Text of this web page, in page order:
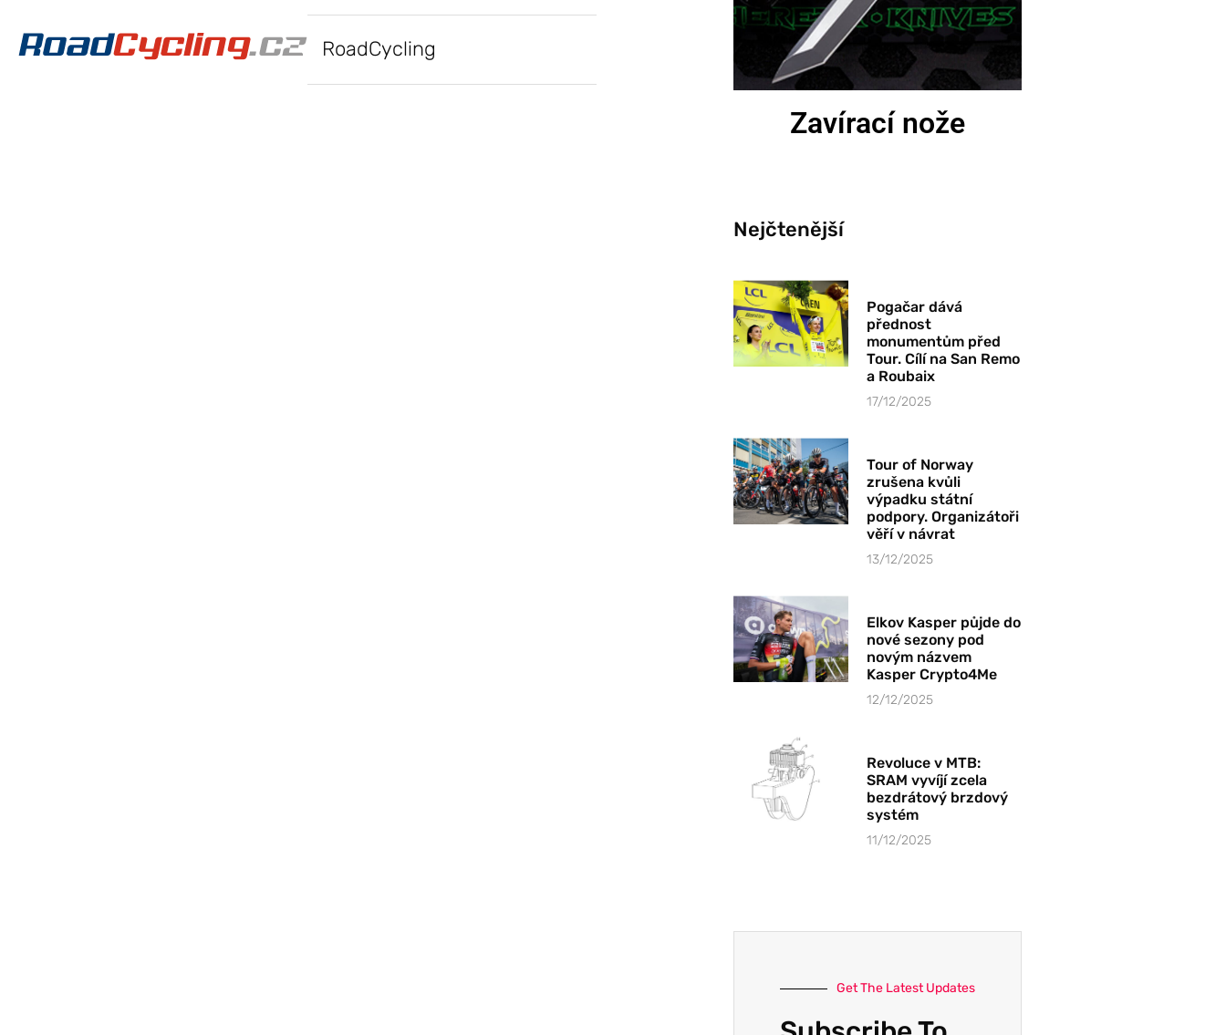
RoadCycling
Zavírací nože
Nejčtenější
Pogačar dává
přednost
monumentům před
Tour. Cílí na San Remo
a Roubaix
17/12/2025
Tour of Norway
zrušena kvůli
výpadku státní
podpory. Organizátoři
věří v návrat
13/12/2025
Elkov Kasper půjde do
nové sezony pod
novým názvem
Kasper Crypto4Me
12/12/2025
Revoluce v MTB:
SRAM vyvíjí zcela
bezdrátový brzdový
systém
11/12/2025
Get The Latest Updates